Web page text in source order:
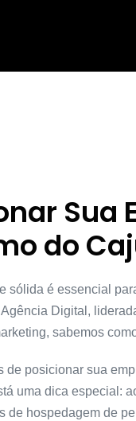
Sua
do
sólida é essencial
Digital,
sabemos
de posicionar sua
uma dica especial:
de hospedagem de